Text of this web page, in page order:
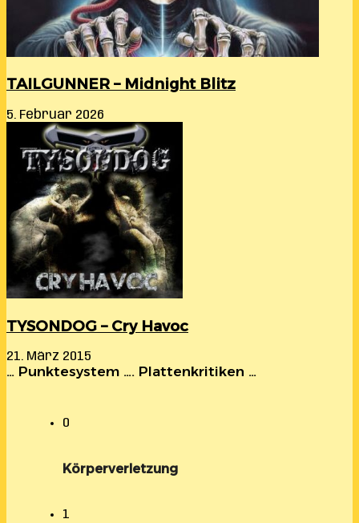
TAILGUNNER – Midnight Blitz
5. Februar 2026
TYSONDOG – Cry Havoc
21. März 2015
… Punktesystem …. Plattenkritiken …
0
Körperverletzung
1